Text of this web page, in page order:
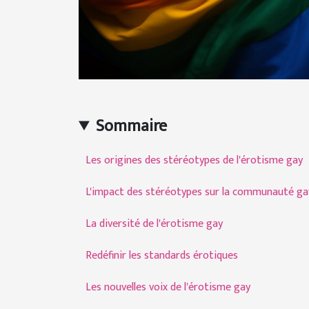
Sommaire
Les origines des stéréotypes de l'érotisme gay
L'impact des stéréotypes sur la communauté
La diversité de l'érotisme gay
Redéfinir les standards érotiques
Les nouvelles voix de l'érotisme gay